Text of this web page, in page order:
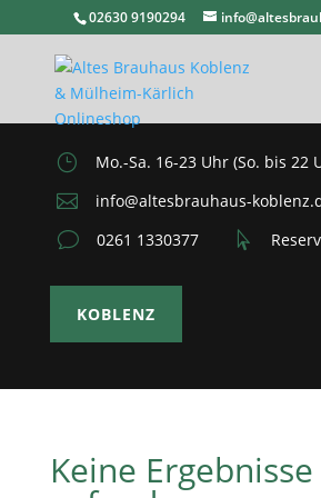
02630 9190294
}
Mo.-Sa. 16-23 Uhr (So. bis 22

info@altesbrauhaus-
v
0261 1330377 
KOBLENZ
Keine Ergebnisse